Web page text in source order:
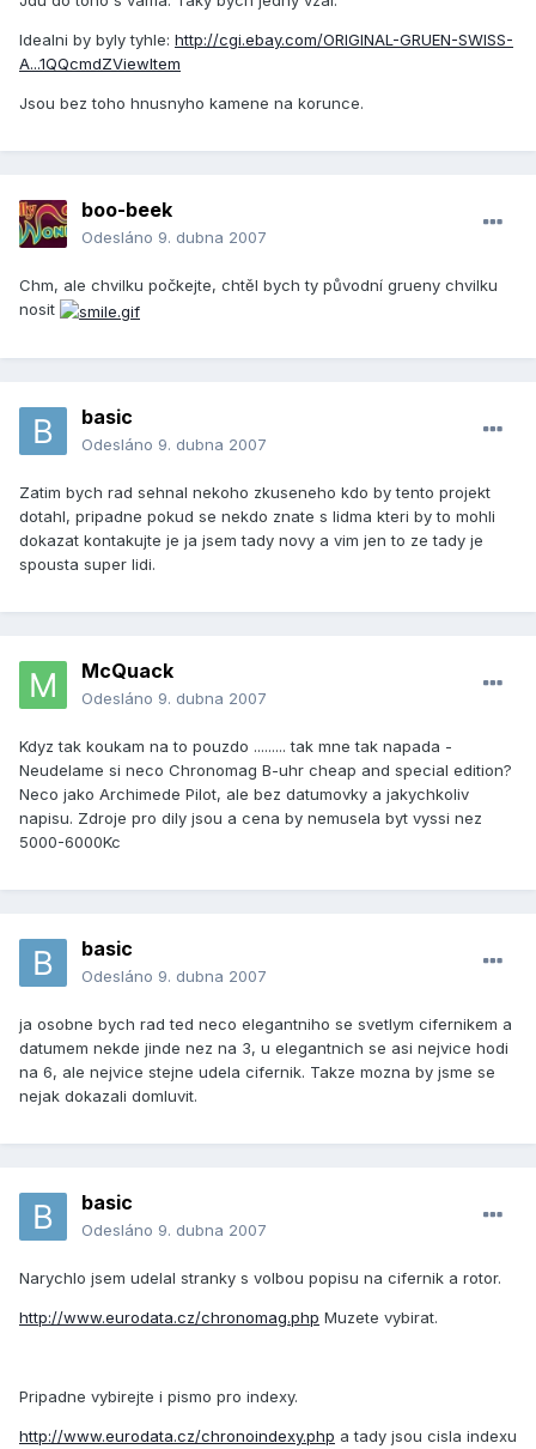
Idealni by byly tyhle: http://cgi.ebay.com/ORIGINAL-GRUEN-SWISS-
A...1QQcmdZViewItem
Jsou bez toho hnusnyho kamene na korunce.
boo-beek
Odesláno 9. dubna 2007
Chm, ale chvilku počkejte, chtěl bych ty původní grueny chvilku
nosit
basic
Odesláno 9. dubna 2007
Zatim bych rad sehnal nekoho zkuseneho kdo by tento projekt
dotahl, pripadne pokud se nekdo znate s lidma kteri by to mohli
dokazat kontakujte je ja jsem tady novy a vim jen to ze tady je
spousta super lidi.
McQuack
Odesláno 9. dubna 2007
Kdyz tak koukam na to pouzdo ......... tak mne tak napada -
Neudelame si neco Chronomag B-uhr cheap and special edition?
Neco jako Archimede Pilot, ale bez datumovky a jakychkoliv
napisu. Zdroje pro dily jsou a cena by nemusela byt vyssi nez
5000-6000Kc
basic
Odesláno 9. dubna 2007
ja osobne bych rad ted neco elegantniho se svetlym cifernikem a
datumem nekde jinde nez na 3, u elegantnich se asi nejvice hodi
na 6, ale nejvice stejne udela cifernik. Takze mozna by jsme se
nejak dokazali domluvit.
basic
Odesláno 9. dubna 2007
Narychlo jsem udelal stranky s volbou popisu na cifernik a rotor.
http://www.eurodata.cz/chronomag.php Muzete vybirat.
Pripadne vybirejte i pismo pro indexy.
http://www.eurodata.cz/chronoindexy.php a tady jsou cisla indexu